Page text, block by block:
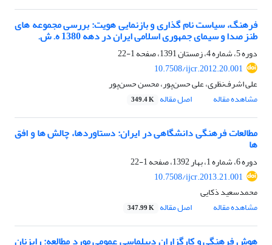
فرهنگ، سیاست نام گذاری و بازنمایی هویت: بررسی مجموعه های
طنز صدا و سیمای جمهوری اسلامی ایران در دهه 1380 ه. ش.
دوره 5، شماره 4، زمستان 1391، صفحه
1-22
10.7508/ijcr.2012.20.001
علی اشرف‌نظری، علی حسن‌پور، محسن حسن‌پور
مشاهده مقاله
اصل مقاله 349.4 K
مطالعات فرهنگی دانشگاهی در ایران: دستاوردها، چالش ها و افق
ها
دوره 6، شماره 1، بهار 1392، صفحه
1-22
10.7508/ijcr.2013.21.001
محمدسعید ذکایی
مشاهده مقاله
اصل مقاله 347.99 K